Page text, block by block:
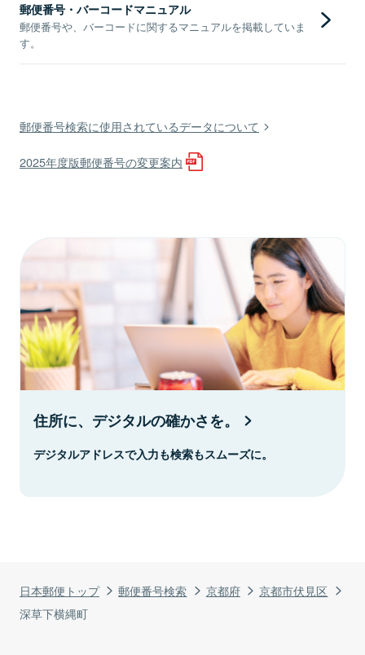
日本郵便トップ 郵便番号検索 京都府
京都市伏見区
深草下横縄町
郵便番号・バーコードマニュアル
郵便番号や、バーコードに関するマニュアルを掲載していま
す。
郵便番号検索に使用されているデータについて
2025年度版郵便番号の変更案内
住所に、デジタルの確かさを。
デジタルアドレスで入力も検索もスムーズに。